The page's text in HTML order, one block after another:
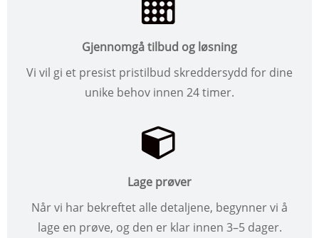
Gjennomgå tilbud og løsning
Vi vil gi et presist pristilbud skreddersydd for dine
unike behov innen 24 timer.
Lage prøver
Når vi har bekreftet alle detaljene, begynner vi å
lage en prøve, og den er klar innen 3–5 dager.